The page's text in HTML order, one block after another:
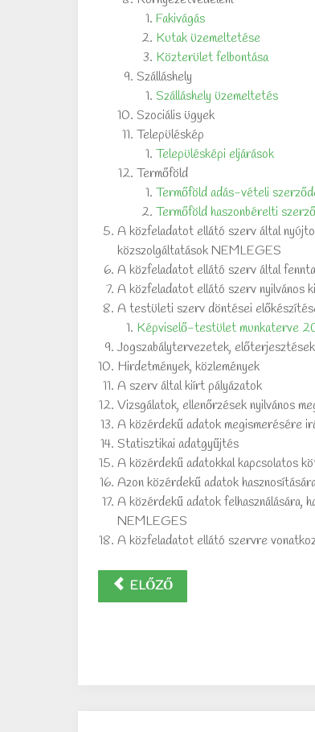
Fakivágás
Kutak üzemeltetése
Közterület felbontása
Szálláshely
Szálláshely üzemeltetés
Szociális ügyek
Településkép
Településképi eljárások
Termőföld
Termőföld adás-vételi
Termőföld haszonbérelti
A közfeladatot ellátó szerv által
közszolgáltatások NEMLEGES
A közfeladatot ellátó szerv által
A közfeladatot ellátó szerv nyilvános
A testületi szerv döntései
Képviselő-testület munkaterve
Jogszabálytervezetek, előterjesztések
Hirdetmények, közlemények
A szerv által kiírt pályázatok
Vizsgálatok, ellenőrzések nyilvános
A közérdekű adatok megismerésére
Statisztikai adatgyűjtés
A közérdekű adatokkal kapcsolatos
Azon közérdekű adatok
A közérdekű adatok felhasználására,
NEMLEGES
A közfeladatot ellátó szervre
ELŐZŐ